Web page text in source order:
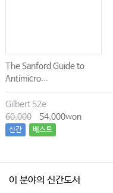
The Sanford Guide to
Antimicro...
Gilbert 52e
60,000
54,000won
신간 베스트
이 분야의 신간도서